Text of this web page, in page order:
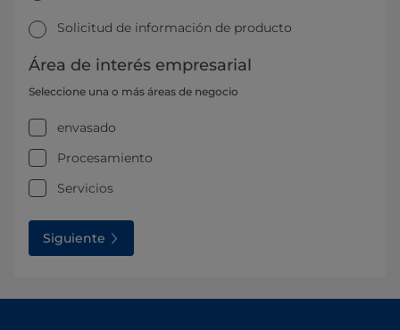
Solicitud de información de producto
Área de interés empresarial
Seleccione una o más áreas de negocio
envasado
Procesamiento
Servicios
Siguiente